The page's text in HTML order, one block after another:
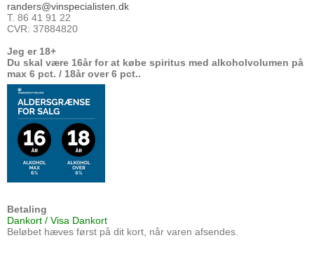
randers@vinspecialisten.dk
T. 86 41 91 22
CVR: 37884820
Jeg er 18+
Du skal være 16år for at købe spiritus med alkoholvolumen på
max 6 pct. / 18år over 6 pct..
Betaling
Dankort / Visa Dankort
Beløbet hæves først på dit kort, når varen afsendes.